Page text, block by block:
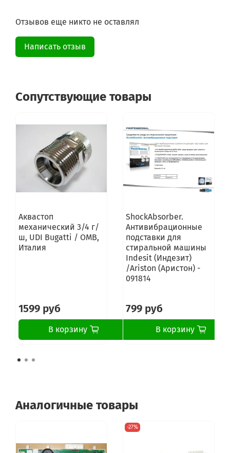
Отзывов еще никто не оставлял
Написать отзыв
Сопутствующие товары
Аквастоп
механический 3/4 г/
ш, UDI Bugatti / OMB,
Италия
1599 руб
В корзину
ShockAbsorber.
Антивибрационные
подставки для
стиральной машины
Indesit (Индезит)
/Ariston (Аристон) -
091814
799 руб
В корзину
Аналогичные товары
-27%